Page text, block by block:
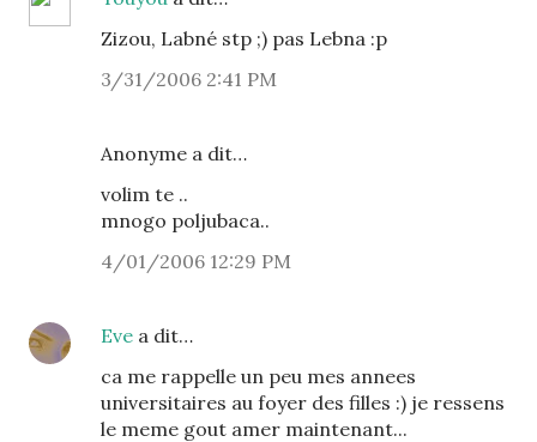
Zizou, Labné stp ;) pas Lebna :p
3/31/2006 2:41 PM
Anonyme a dit…
volim te ..
mnogo poljubaca..
4/01/2006 12:29 PM
Eve a dit…
ca me rappelle un peu mes annees
universitaires au foyer des filles :) je ressens
le meme gout amer maintenant...